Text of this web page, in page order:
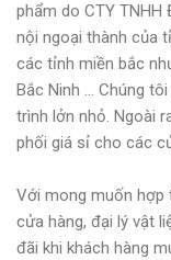
phẩm do CTY
nội ngoại thành của
các tỉnh miền bắc
Bắc Ninh ... Chúng
trình lởn nhỏ. Ngoài
phối giá sỉ cho các
Với mong muốn hợp
cửa hàng, đại lý vật
đãi khi khách hàng